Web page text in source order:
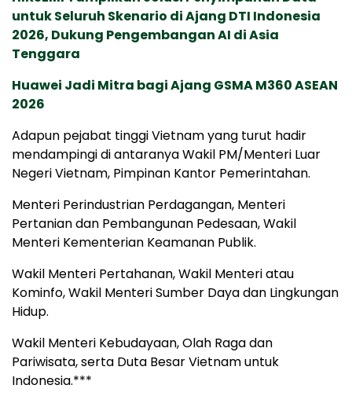
untuk Seluruh Skenario di Ajang DTI Indonesia
2026, Dukung Pengembangan AI di Asia
Tenggara
Huawei Jadi Mitra bagi Ajang GSMA M360 ASEAN
2026
Adapun pejabat tinggi Vietnam yang turut hadir
mendampingi di antaranya Wakil PM/Menteri Luar
Negeri Vietnam, Pimpinan Kantor Pemerintahan.
Menteri Perindustrian Perdagangan, Menteri
Pertanian dan Pembangunan Pedesaan, Wakil
Menteri Kementerian Keamanan Publik.
Wakil Menteri Pertahanan, Wakil Menteri atau
Kominfo, Wakil Menteri Sumber Daya dan Lingkungan
Hidup.
Wakil Menteri Kebudayaan, Olah Raga dan
Pariwisata, serta Duta Besar Vietnam untuk
Indonesia.***